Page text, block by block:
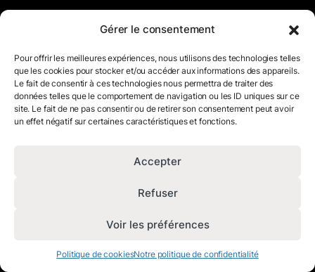
Gérer le consentement
Pour offrir les meilleures expériences, nous utilisons des technologies telles
que les cookies pour stocker et/ou accéder aux informations des appareils.
Le fait de consentir à ces technologies nous permettra de traiter des
données telles que le comportement de navigation ou les ID uniques sur ce
site. Le fait de ne pas consentir ou de retirer son consentement peut avoir
un effet négatif sur certaines caractéristiques et fonctions.
Accepter
Refuser
Voir les préférences
Politique de cookiesNotre politique de confidentialité